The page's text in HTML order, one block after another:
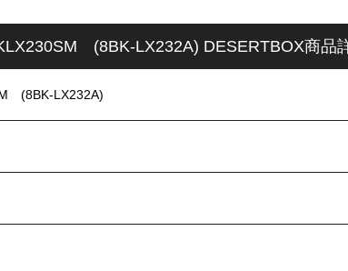
(8BK-LX232A) DESERTBOX商品
(8BK-LX232A)